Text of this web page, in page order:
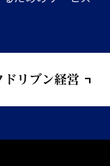
ドリブン経営